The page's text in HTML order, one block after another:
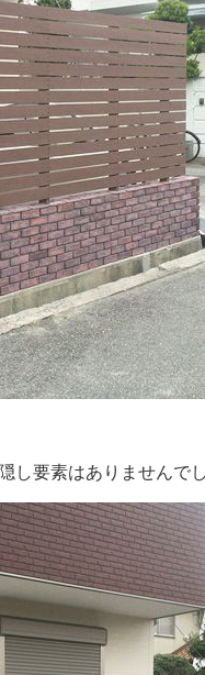
し要素はありませんで